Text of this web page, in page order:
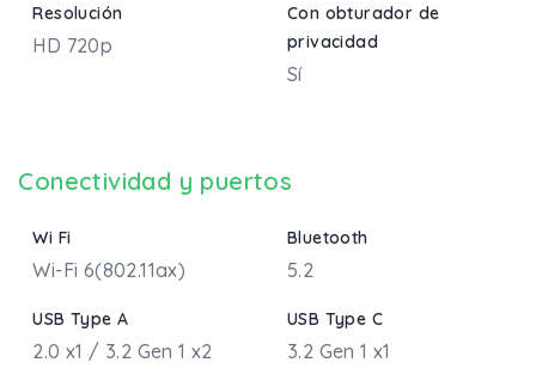
Resolución
HD 720p
Con obturador de
privacidad
Sí
Conectividad y puertos
Wi Fi
Wi-Fi 6(802.11ax)
Bluetooth
5.2
USB Type A
2.0 x1 / 3.2 Gen 1 x2
USB Type C
3.2 Gen 1 x1